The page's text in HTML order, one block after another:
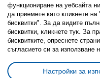
Политика за
Избор на настройки
Условия за ползване на
функциониране на уебсайта
да приемете като кликнете
бисквитки". За да видите
бисквитки, кликнете тук. За
бисквитките, опреснете
съгласието си за използване
Настройки за